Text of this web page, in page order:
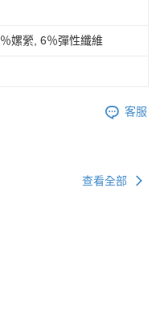
嫘縈, 6％彈性纖維
客服
查看全部